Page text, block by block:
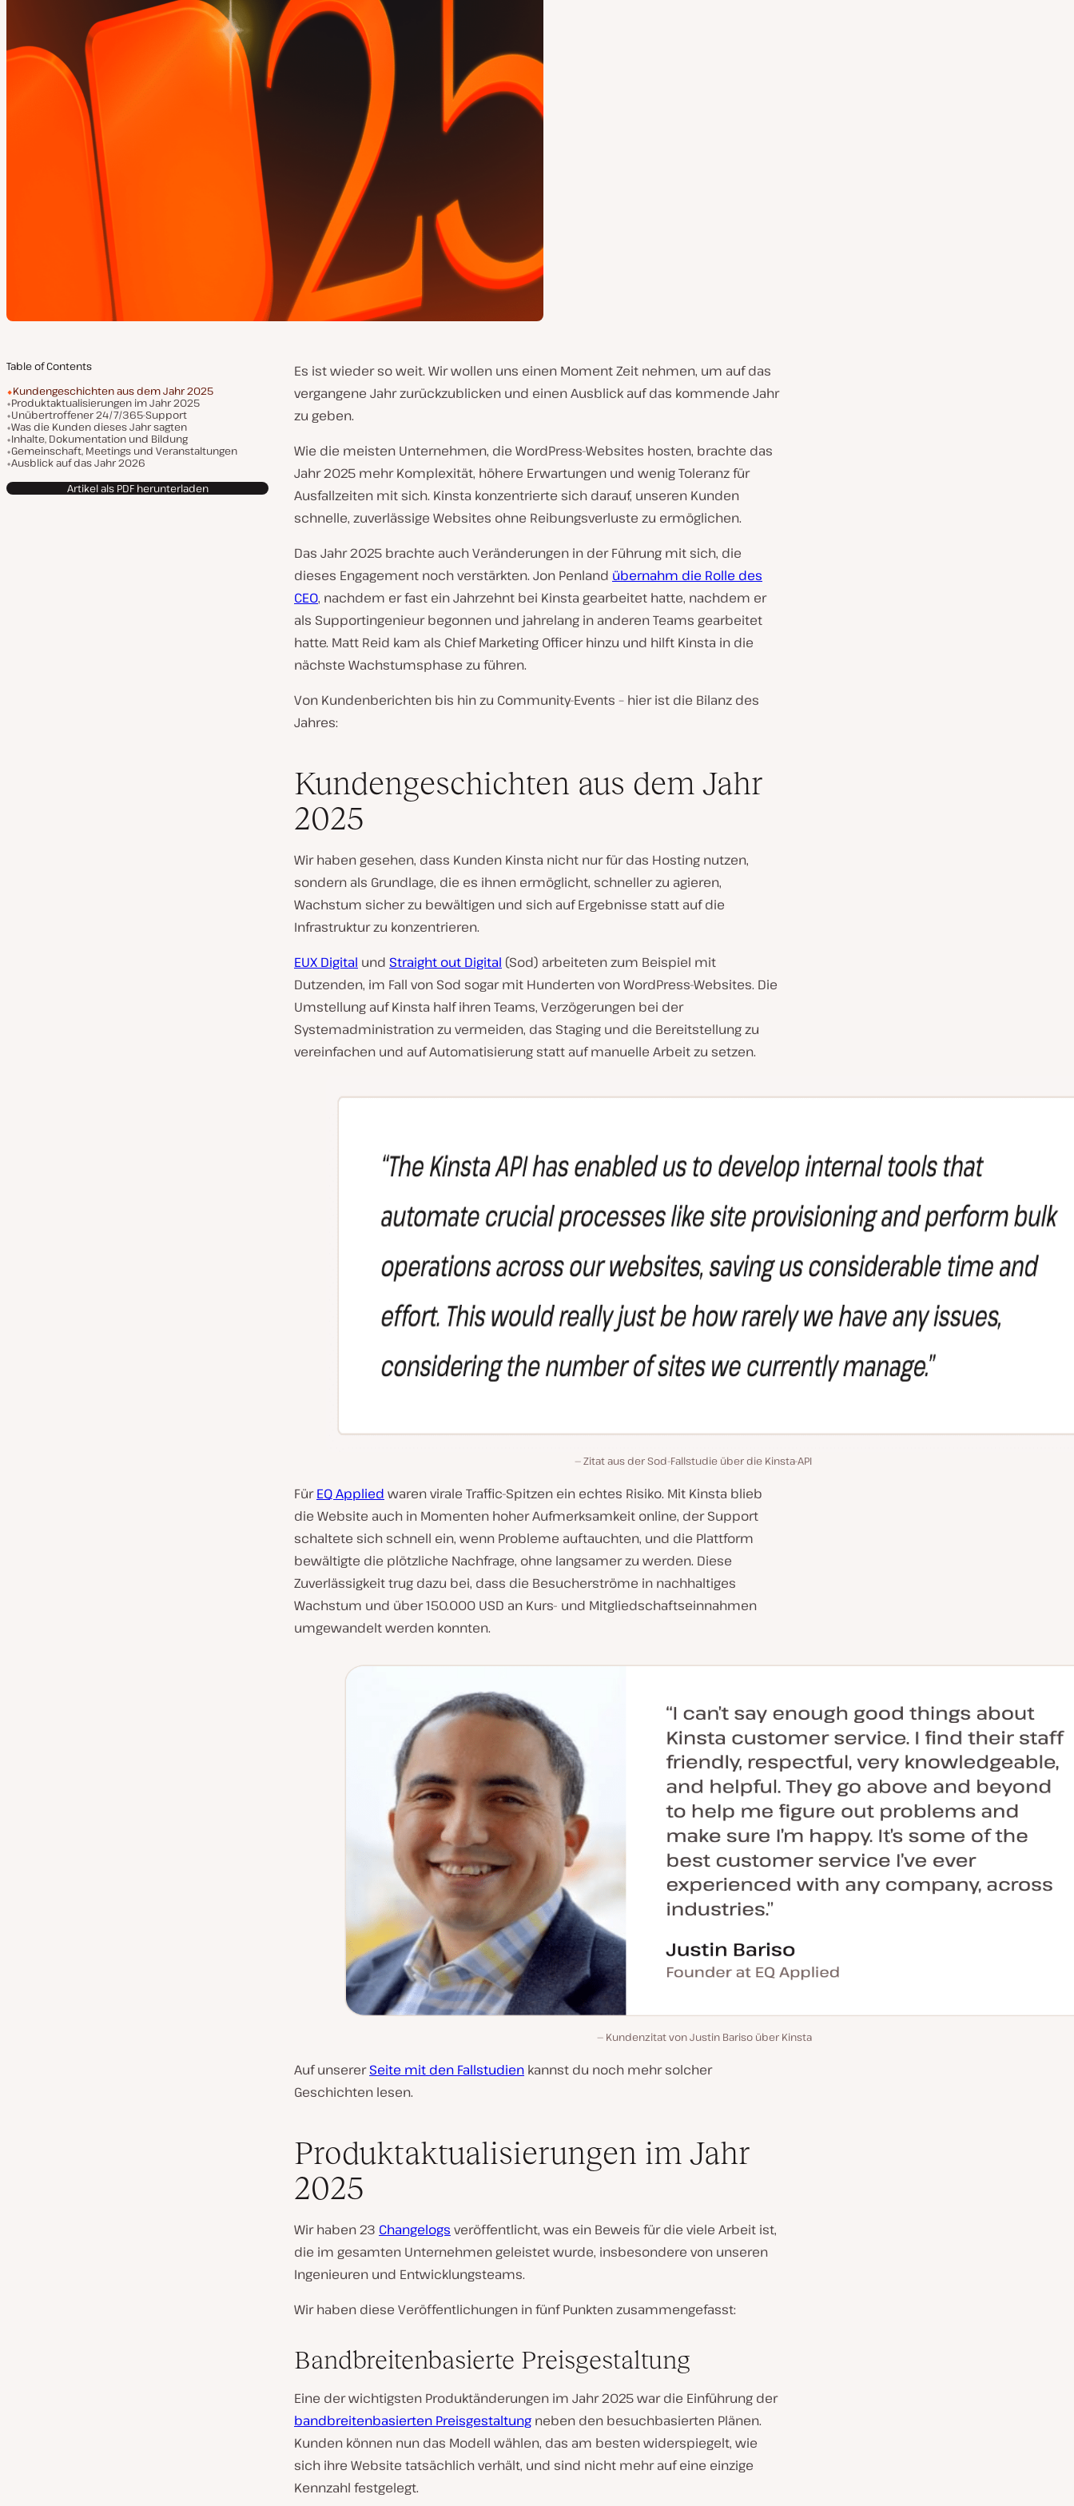
Table of Contents
Kundengeschichten aus dem Jahr 2025
Produktaktualisierungen im Jahr 2025
Unübertroffener 24/7/365-Support
Was die Kunden dieses Jahr sagten
Inhalte, Dokumentation und Bildung
Gemeinschaft, Meetings und Veranstaltungen
Ausblick auf das Jahr 2026
Artikel als PDF herunterladen
Es ist wieder so weit. Wir wollen uns einen Moment Zeit nehmen, um auf das
vergangene Jahr zurückzublicken und einen Ausblick auf das kommende Jahr
zu geben.
Wie die meisten Unternehmen, die WordPress-Websites hosten, brachte das
Jahr 2025 mehr Komplexität, höhere Erwartungen und wenig Toleranz für
Ausfallzeiten mit sich. Kinsta konzentrierte sich darauf, unseren Kunden
schnelle, zuverlässige Websites ohne Reibungsverluste zu ermöglichen.
Das Jahr 2025 brachte auch Veränderungen in der Führung mit sich, die
dieses Engagement noch verstärkten. Jon Penland übernahm die Rolle des
CEO, nachdem er fast ein Jahrzehnt bei Kinsta gearbeitet hatte, nachdem er
als Supportingenieur begonnen und jahrelang in anderen Teams gearbeitet
hatte. Matt Reid kam als Chief Marketing Officer hinzu und hilft Kinsta in die
nächste Wachstumsphase zu führen.
Von Kundenberichten bis hin zu Community-Events – hier ist die Bilanz des
Jahres:
Kundengeschichten aus dem Jahr
2025
Wir haben gesehen, dass Kunden Kinsta nicht nur für das Hosting nutzen,
sondern als Grundlage, die es ihnen ermöglicht, schneller zu agieren,
Wachstum sicher zu bewältigen und sich auf Ergebnisse statt auf die
Infrastruktur zu konzentrieren.
EUX Digital und Straight out Digital (Sod) arbeiteten zum Beispiel mit
Dutzenden, im Fall von Sod sogar mit Hunderten von WordPress-Websites. Die
Umstellung auf Kinsta half ihren Teams, Verzögerungen bei der
Systemadministration zu vermeiden, das Staging und die Bereitstellung zu
vereinfachen und auf Automatisierung statt auf manuelle Arbeit zu setzen.
Zitat aus der Sod-Fallstudie über die Kinsta-API
FürEQ Applied waren virale Traffic-Spitzen ein echtes Risiko. Mit Kinsta blieb
die Website auch in Momenten hoher Aufmerksamkeit online, der Support
schaltete sich schnell ein, wenn Probleme auftauchten, und die Plattform
bewältigte die plötzliche Nachfrage, ohne langsamer zu werden. Diese
Zuverlässigkeit trug dazu bei, dass die Besucherströme in nachhaltiges
Wachstum und über 150.000 USD an Kurs- und Mitgliedschaftseinnahmen
umgewandelt werden konnten.
Kundenzitat von Justin Bariso über Kinsta
Auf unsererSeite mit den Fallstudien kannst du noch mehr solcher
Geschichten lesen.
Produktaktualisierungen im Jahr
2025
Wir haben 23 Changelogs veröffentlicht, was ein Beweis für die viele Arbeit ist,
die im gesamten Unternehmen geleistet wurde, insbesondere von unseren
Ingenieuren und Entwicklungsteams.
Wir haben diese Veröffentlichungen in fünf Punkten zusammengefasst:
Bandbreitenbasierte Preisgestaltung
Eine der wichtigsten Produktänderungen im Jahr 2025 war die Einführung der
bandbreitenbasierten Preisgestaltung neben den besuchbasierten Plänen.
Kunden können nun das Modell wählen, das am besten widerspiegelt, wie
sich ihre Website tatsächlich verhält, und sind nicht mehr auf eine einzige
Kennzahl festgelegt.